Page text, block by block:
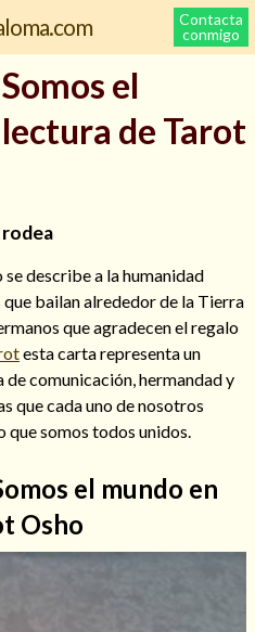
Contacta
conmigo
el
de Tarot
rodea
describe a la humanidad
bailan alrededor de la Tierra
que agradecen el regalo
esta carta representa un
de comunicación, hermandad y
que cada uno de nosotros
somos todos unidos.
el mundo en
Osho